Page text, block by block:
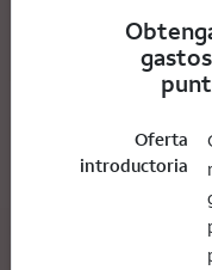
Oferta
introductoria